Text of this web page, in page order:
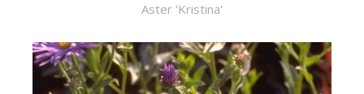
Aster 'Kristina'